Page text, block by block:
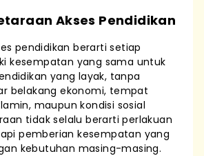
Akses Pendidikan
pendidikan berarti setiap
kesempatan yang sama untuk
yang layak, tanpa
belakang ekonomi, tempat
maupun kondisi sosial
tidak selalu berarti perlakuan
pemberian kesempatan yang
kebutuhan masing-masing.